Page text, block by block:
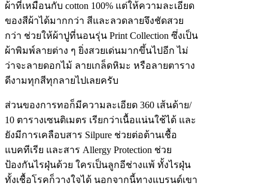
ผ้าที่เหมือนกับ cotton 100% แต่ให้ความละเอียด
ของสีผ้าได้มากกว่า สีและลวดลายจึงชัดสวย
กว่า ช่วยให้ผ้าปูที่นอนรุ่น Print Collection ซึ่งเป็น
ผ้าพิมพ์ลายต่าง ๆ ยิ่งสวยเด่นมากขึ้นไปอีก ไม่
ว่าจะลายดอกไม้ ลายเกล็ดหิมะ หรือลายตาราง
ดีงามทุกสีทุกลายไปเลยครับ
ส่วนของการทอก็มีความละเอียด 360 เส้นด้าย/
10 ตารางเซนติเมตร เรียกว่าเนื้อแน่นใช้ได้ และ
ยังมีการเคลือบสาร Silpure ช่วยต่อต้านเชื้อ
แบคทีเรีย และสาร Allergy Protection ช่วย
ป้องกันไรฝุ่นด้วย ใครเป็นลูกอีช่างแพ้ ทั้งไรฝุ่น
ทั้งเชื้อโรคก็วางใจได้ นอกจากนี้ทางแบรนด์เขา